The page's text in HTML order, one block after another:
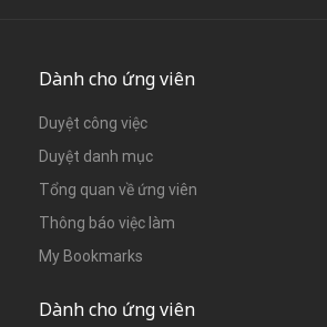
Dành cho ứng viên
Duyệt công việc
Duyệt danh mục
Tổng quan về ứng viên
Thông báo việc làm
My Bookmarks
Dành cho ứng viên